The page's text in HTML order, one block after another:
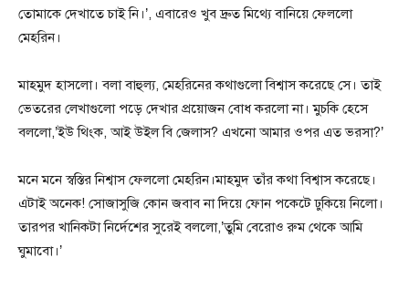
তোমাকে দেখাতে চাই নি।’, এবারেও খুব দ্রুত মিথ্যে বানিয়ে ফেললো
মেহরিন।
মাহমুদ হাসলো। বলা বাহুল্য, মেহরিনের কথাগুলো বিশ্বাস করেছে সে। তাই
ভেতরের লেখাগুলো পড়ে দেখার প্রয়োজন বোধ করলো না। মুচকি হেসে
বললো,’ইউ থিংক, আই উইল বি জেলাস? এখনো আমার ওপর এত ভরসা?’
মনে মনে স্বস্তির নিশ্বাস ফেললো মেহরিন।মাহমুদ তাঁর কথা বিশ্বাস করেছে।
এটাই অনেক! সোজাসুজি কোন জবাব না দিয়ে ফোন পকেটে ঢুকিয়ে নিলো।
তারপর খানিকটা নির্দেশের সুরেই বললো,’তুমি বেরোও রুম থেকে আমি
ঘুমাবো।’